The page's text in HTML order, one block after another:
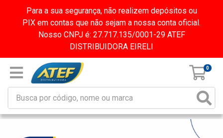
Para a sua segurança, não realizem depósitos ou
PIX em contas que não sejam a nossa conta oficial.
Nosso CNPJ é: 27.717.135/0001-29 ATEF
DISTRIBUIDORA EIRELI
0